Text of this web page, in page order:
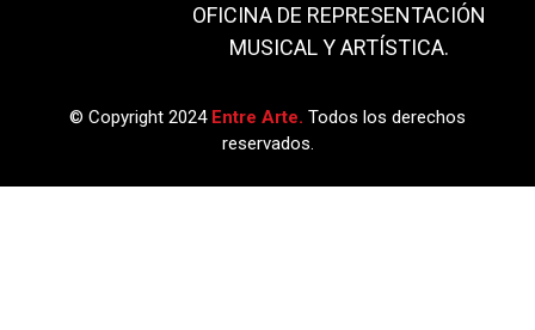
OFICINA DE REPRESENTACIÓN
MUSICAL Y ARTÍSTICA.
© Copyright 2024 Entre Arte. Todos los derechos
reservados.